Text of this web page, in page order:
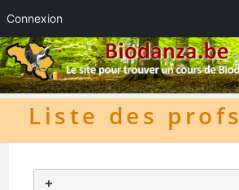
Connexion
Skip
to
content
Liste des profs